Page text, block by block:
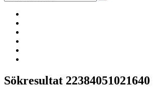
Sökresultat 22384051021640